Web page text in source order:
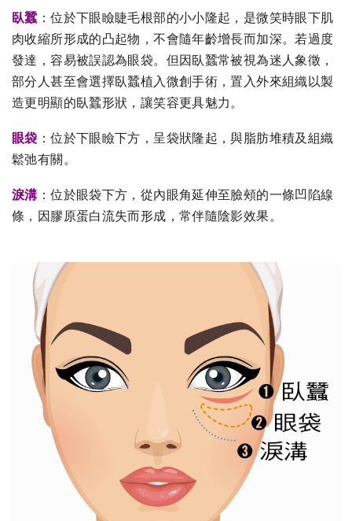
臥蠶：位於下眼瞼睫毛根部的小小隆起，是微笑時眼下肌
肉收縮所形成的凸起物，不會隨年齡增長而加深。若過度
發達，容易被誤認為眼袋。但因臥蠶常被視為迷人象徵，
部分人甚至會選擇臥蠶植入微創手術，置入外來組織以製
造更明顯的臥蠶形狀，讓笑容更具魅力。
眼袋 ：位於下眼瞼下方，呈袋狀隆起，與脂肪堆積及組織
鬆弛有關。
淚溝 ：位於眼袋下方，從內眼角延伸至臉頰的一條凹陷線
條，因膠原蛋白流失而形成，常伴隨陰影效果。